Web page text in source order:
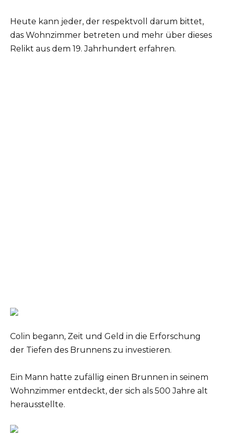
Heute kann jeder, der respektvoll darum bittet,
das Wohnzimmer betreten und mehr über dieses
Relikt aus dem 19. Jahrhundert erfahren.
Colin begann, Zeit und Geld in die Erforschung
der Tiefen des Brunnens zu investieren.
Ein Mann hatte zufällig einen Brunnen in seinem
Wohnzimmer entdeckt, der sich als 500 Jahre alt
herausstellte.